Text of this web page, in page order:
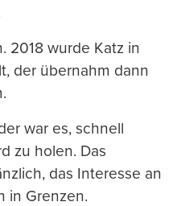
2018 wurde Katz in
der übernahm dann
war es, schnell
zu holen. Das
das Interesse an
in Grenzen.